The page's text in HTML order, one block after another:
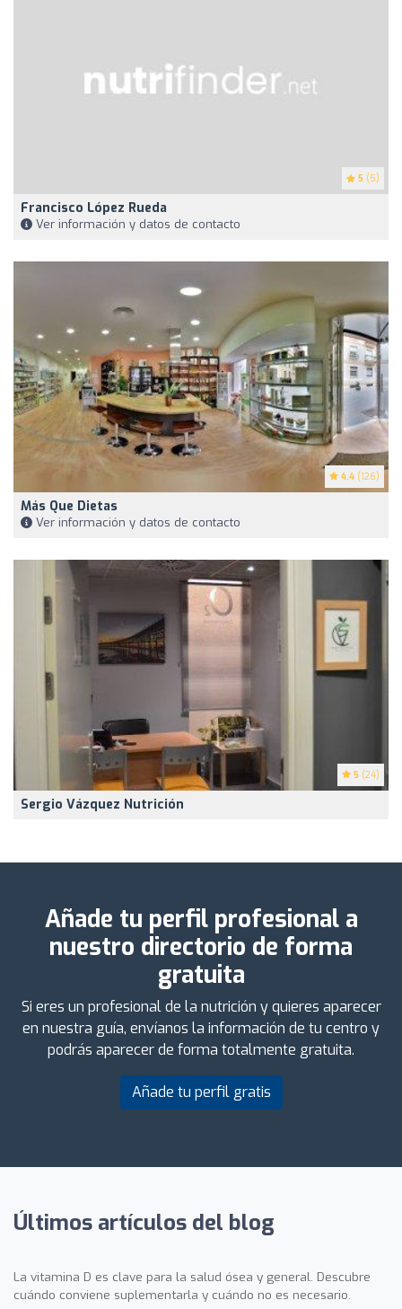
5 (5)
Francisco López Rueda
Ver información y datos de contacto
4.4 (126)
Más Que Dietas
Ver información y datos de contacto
5 (24)
Sergio Vázquez Nutrición
Añade tu perfil profesional a
nuestro directorio de forma
gratuita
Si eres un profesional de la nutrición y quieres aparecer
en nuestra guía, envíanos la información de tu centro y
podrás aparecer de forma totalmente gratuita.
Añade tu perfil gratis
Últimos artículos del blog
La vitamina D es clave para la salud ósea y general. Descubre
cuándo conviene suplementarla y cuándo no es necesario.